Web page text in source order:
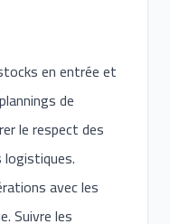
en entrée et
de
le respect des
avec les
Suivre les